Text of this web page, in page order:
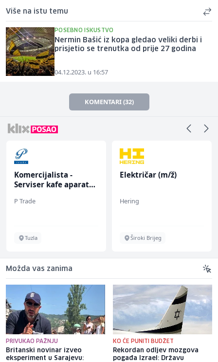
Više na istu temu
POSEBNO ISKUSTVO
Nermin Bašić iz kopa gledao veliki derbi i
prisjetio se trenutka od prije 27 godina
04.12.2023. u 16:57
KOMENTARI (32)
Komercijalista -
Serviser kafe aparata
P Trade
Tuzla
Električar (m/ž)
Hering
Široki Brijeg
Možda vas zanima
PRIVUKAO PAŽNJU
Britanski novinar izveo
eksperiment u Sarajevu:
KO ĆE PUNITI BUDŽET
Rekordan odljev mozgova
pogađa Izrael: Državu